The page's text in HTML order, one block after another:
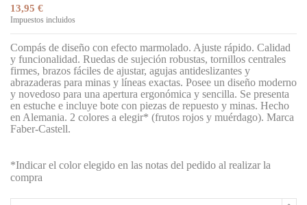
13,95 €
Impuestos incluidos
Compás de diseño con efecto marmolado. Ajuste rápido. Calidad
y funcionalidad. Ruedas de sujeción robustas, tornillos centrales
firmes, brazos fáciles de ajustar, agujas antideslizantes y
abrazaderas para minas y líneas exactas. Posee un diseño moderno
y novedoso para una apertura ergonómica y sencilla. Se presenta
en estuche e incluye bote con piezas de repuesto y minas. Hecho
en Alemania. 2 colores a elegir* (frutos rojos y muérdago). Marca
Faber-Castell.
*Indicar el color elegido en las notas del pedido al realizar la
compra